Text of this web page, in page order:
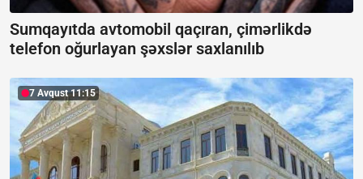
Sumqayıtda avtomobil qaçıran, çimərlikdə
telefon oğurlayan şəxslər saxlanılıb
7 Avqust 11:15